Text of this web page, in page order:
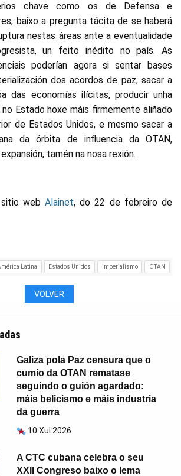
chave como os de Defensa e
baixo a pregunta tácita de se haberá
nestas áreas ante a eventualidade
un feito inédito no país. As
poderían agora si sentar bases
dos acordos de paz, sacar a
das economías ilícitas, producir unha
Estado hoxe máis firmemente aliñado
de Estados Unidos, e mesmo sacar a
da órbita de influencia da OTAN,
tamén na nosa rexión.
web Alainet, do 22 de febreiro de
Latina Estados Unidos imperialismo OTAN
VOLVER
Galiza pola Paz censura que o
cumio da OTAN rematase
seguindo o guión agardado:
máis belicismo e máis industria
da guerra
10 Xul 2026
A CTC cubana celebra o seu
XXII Congreso baixo o lema